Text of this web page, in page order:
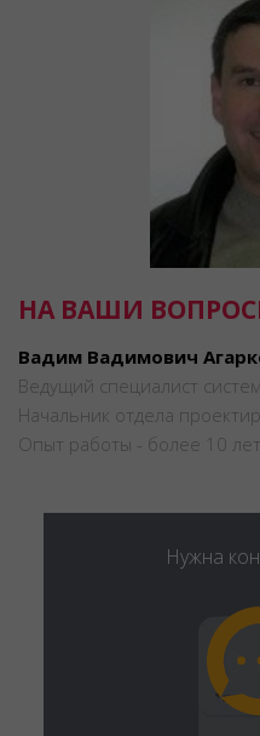
НА ВАШИ
Вадим Вадимович
Ведущий специалист
Начальник отдела
Опыт работы - более 10 лет.
Нужна